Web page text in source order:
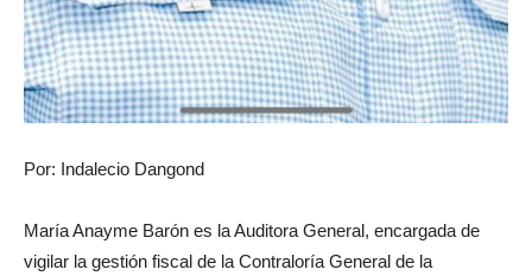
Por: Indalecio Dangond
María Anayme Barón es la Auditora General, encargada de
vigilar la gestión fiscal de la Contraloría General de la